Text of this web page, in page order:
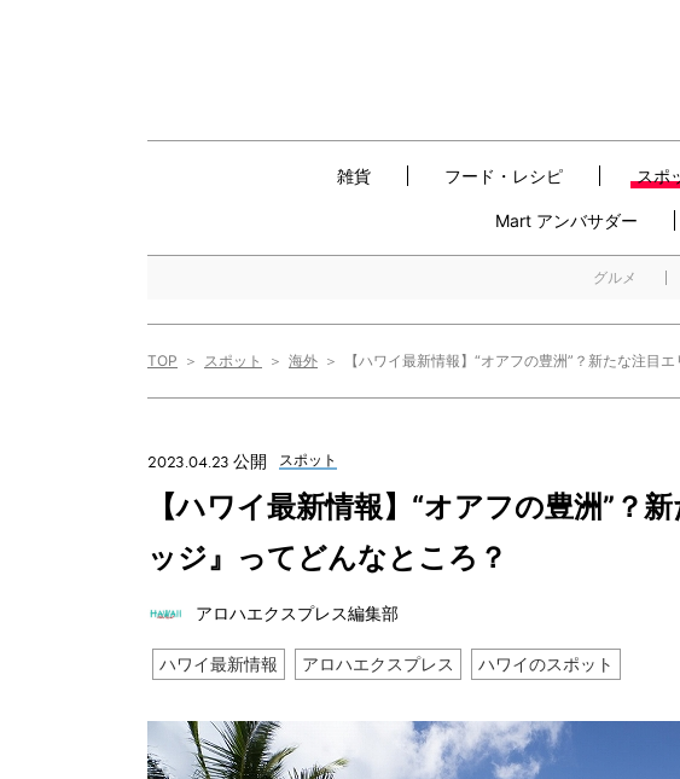
雑貨 フード・レシピ スポ
Mart アンバサダー
グルメ
TOP スポット 海外 【ハワイ最新情報】“オアフの豊洲”？新たな注目
2023.04.23 公開 スポット
【ハワイ最新情報】“オアフの豊洲”？
ッジ』ってどんなところ？
アロハエクスプレス編集部
ハワイ最新情報 アロハエクスプレス ハワイのスポット